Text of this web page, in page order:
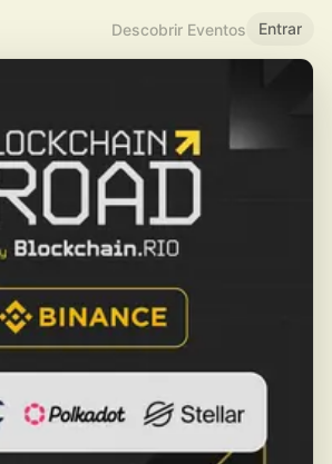
Descobrir Eventos Entrar